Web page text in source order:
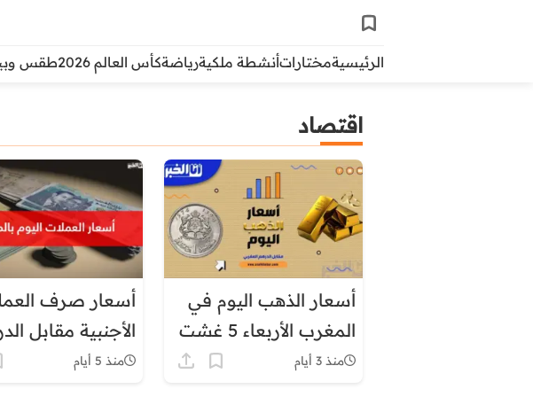
الرئيسيةمختاراتأنشطة ملكيةرياضةكأس العالم 2026 طقس
اقتصاد
أسعار الذهب اليوم في
المغرب الأربعاء 5 غشت
2026
منذ 3 أيام
أسعار صرف
الأجنبية مقابل
اليوم
منذ 5 أيام